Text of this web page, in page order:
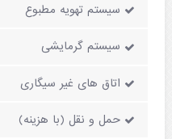
سیستم تهویه مطبوع
سیستم گرمایشی
اتاق های غیر سیگاری
حمل و نقل (با هزینه)